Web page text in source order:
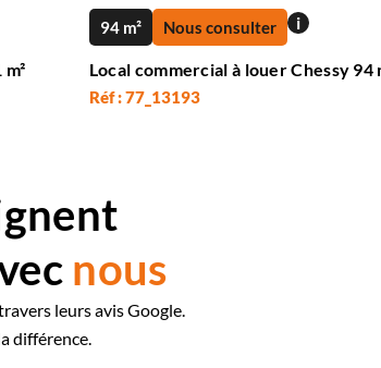
94 m² Nous consulter i
Local commercial à louer Chessy 94
Réf : 77_13193
nous
leurs avis Google.
différence.